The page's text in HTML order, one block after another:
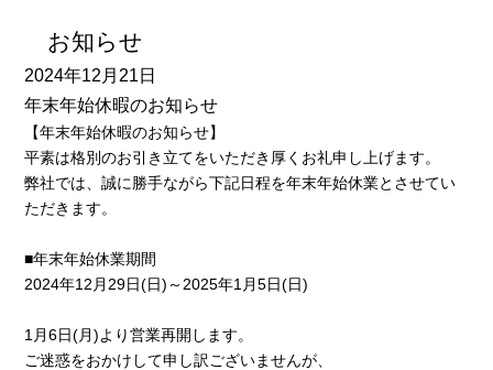
お知らせ
2024年12月21日
年末年始休暇のお知らせ
【年末年始休暇のお知らせ】
平素は格別のお引き立てをいただき厚くお礼申し上げます。
弊社では、誠に勝手ながら下記日程を年末年始休業とさせてい
ただきます。
■年末年始休業期間
2024年12月29日(日)～2025年1月5日(日)
1月6日(月)より営業再開します。
ご迷惑をおかけして申し訳ございませんが、